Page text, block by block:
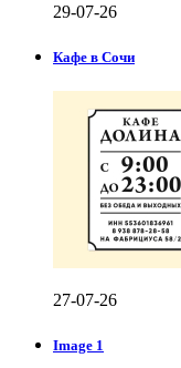
29-07-26
Кафе в Сочи
27-07-26
Image 1